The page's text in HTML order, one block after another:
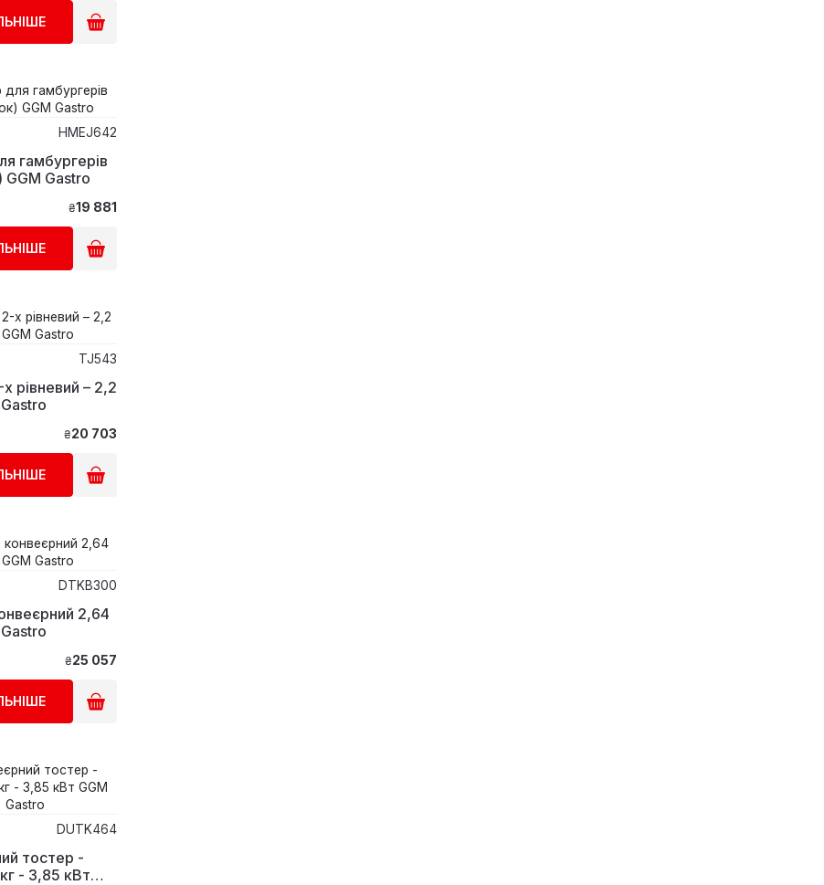
HMEJ642
гамбургерів
(булочок) GGM Gastro
₴19 881
TJ543
рівневий – 2,2
₴20 703
DTKB300
2,64
₴25 057
DUTK464
тостер -
- 3,85 кВт